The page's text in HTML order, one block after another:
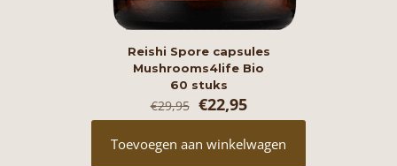
Reishi Spore capsules
Mushrooms4life Bio
60 stuks
€29,95 Oorspronkelijke
prijs
was:
€29,95.
€22,95Huidige
prijs
is:
€22,95.
Toevoegen aan winkelwagen